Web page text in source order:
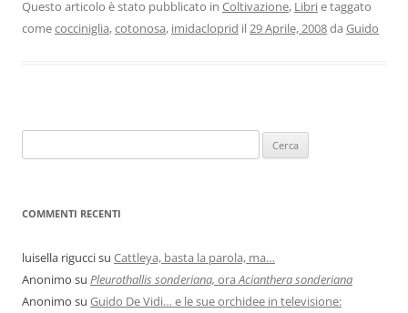
Questo articolo è stato pubblicato in Coltivazione, Librie taggato
comecocciniglia,cotonosa, imidacloprid il 29 Aprile, 2008da Guido
COMMENTI RECENTI
luisella riguccisu Cattleya, basta la parola, ma…
Anonimo su Pleurothallis sonderiana, ora Acianthera sonderiana
Anonimo su Guido De Vidi… e le sue orchidee in televisione: